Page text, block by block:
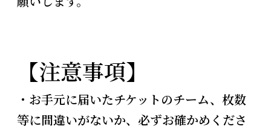
【注意事項】
・お手元に届いたチケットのチーム、枚数
等に間違いがないか、必ずお確かめくださ